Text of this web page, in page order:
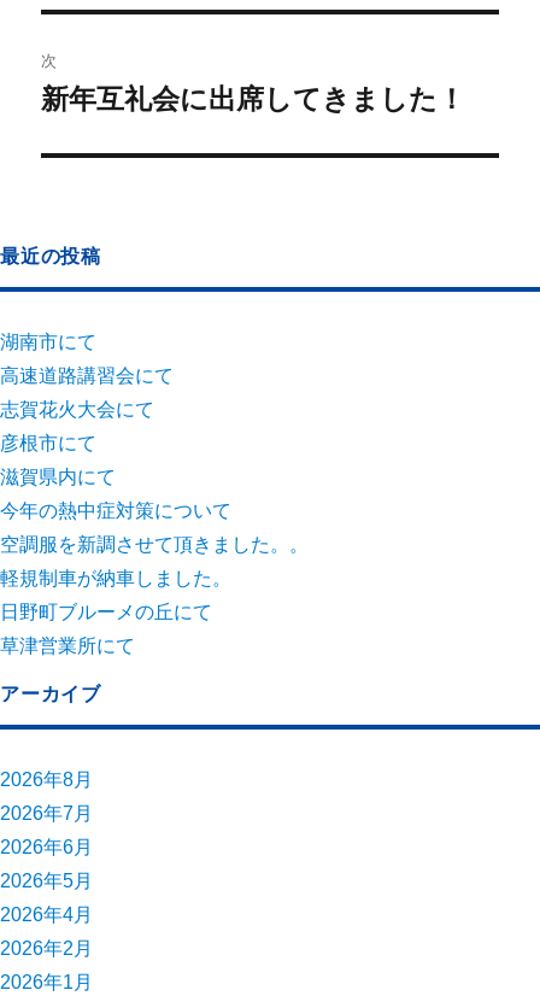
次
新年互礼会に出席してきました！
最近の投稿
湖南市にて
高速道路講習会にて
志賀花火大会にて
彦根市にて
滋賀県内にて
今年の熱中症対策について
空調服を新調させて頂きました。。
軽規制車が納車しました。
日野町ブルーメの丘にて
草津営業所にて
アーカイブ
2026年8月
2026年7月
2026年6月
2026年5月
2026年4月
2026年2月
2026年1月